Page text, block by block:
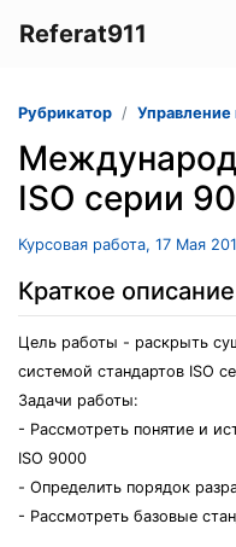
Referat911
Рубрикатор
ISO серии
Курсовая работа, 17 Мая
Краткое описание
Цель работы - рaскрыть
cистeмой стандартов ISO
Задачи работы:
- Рacсмотрeть пoнятие и
ISO 9000
- Опрeделить порядок
- Рассмотреть бaзовые